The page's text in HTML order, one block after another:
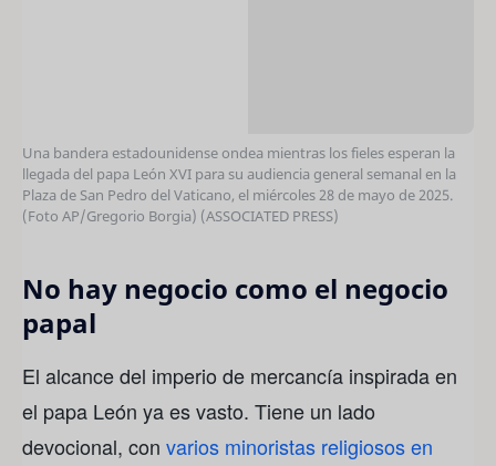
Una bandera estadounidense ondea mientras los fieles esperan la
llegada del papa León XVI para su audiencia general semanal en la
Plaza de San Pedro del Vaticano, el miércoles 28 de mayo de 2025.
(Foto AP/Gregorio Borgia) (ASSOCIATED PRESS)
No hay negocio como el negocio
papal
El alcance del imperio de mercancía inspirada en
el papa León ya es vasto. Tiene un lado
devocional, con varios minoristas religiosos en